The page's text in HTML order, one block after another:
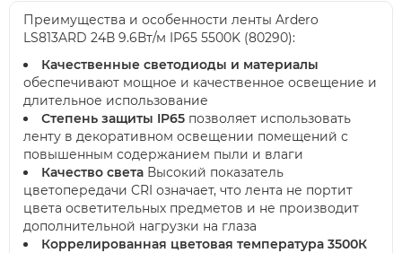
Преимущества и особенности ленты Ardero
LS813ARD 24В 9.6Вт/м IP65 5500K (80290):
Качественные светодиоды и материалы
обеспечивают мощное и качественное освещение и
длительное использование
Степень защиты IP65 позволяет использовать
ленту в декоративном освещении помещений с
повышенным содержанием пыли и влаги
Качество света Высокий показатель
цветопередачи CRI означает, что лента не портит
цвета осветительных предметов и не производит
дополнительной нагрузки на глаза
Коррелированная цветовая температура 3500К